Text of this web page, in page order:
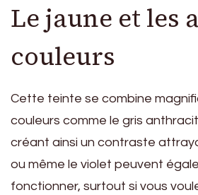
Le jaune et les
couleurs
Cette teinte se combine
couleurs comme le gris
créant ainsi un contraste
ou même le violet peuvent
fonctionner, surtout si vous